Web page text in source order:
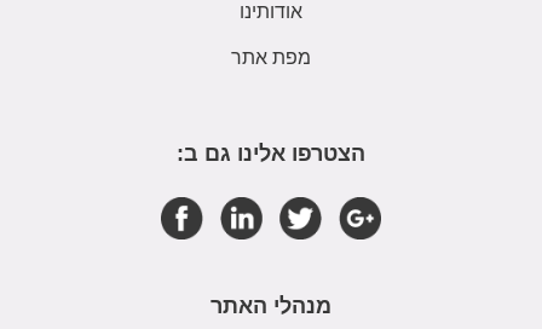
אודותינו
מפת אתר
הצטרפו אלינו גם ב:
מנהלי האתר